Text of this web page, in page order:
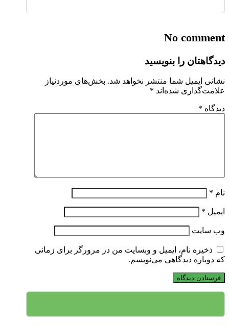
No comment
دیدگاهتان را بنویسید
نشانی ایمیل شما منتشر نخواهد شد. بخش‌های موردنیاز
علامت‌گذاری شده‌اند *
دیدگاه *
نام *
ایمیل *
وب‌ سایت
ذخیره نام، ایمیل و وبسایت من در مرورگر برای زمانی
که دوباره دیدگاهی می‌نویسم.